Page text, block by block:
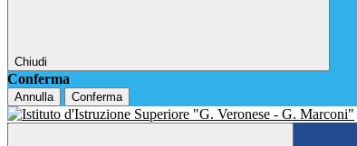
Chiudi
Conferma
Annulla Conferma